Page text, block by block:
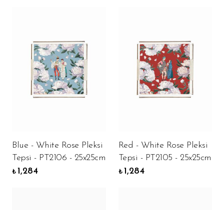
Blue - White Rose Pleksi
Tepsi - PT2106 - 25x25cm
₺ 1,284
Red - White Rose Pleksi
Tepsi - PT2105 - 25x25cm
₺ 1,284